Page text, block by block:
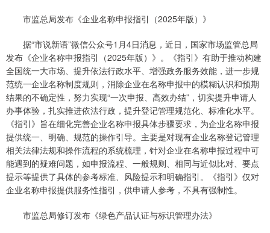
市监总局发布《企业名称申报指引（2025年版）》
据“市说新语”微信公众号1月4日消息，近日，国家市场监管总局
发布《企业名称申报指引（2025年版）》。《指引》有助于推动构建
全国统一大市场、提升依法行政水平、增强政务服务效能，进一步规
范统一企业名称制度规则，消除企业在名称申报中的模糊认识和预期
结果的不确定性，努力实现“一次申报、高效办结”，切实提升申请人
办事体验，扎实推进依法行政，提升登记管理规范化、标准化水平。
《指引》旨在细化完善企业名称申报具体步骤要求，为企业名称申报
提供统一、明确、规范的操作引导。主要是对现有企业名称登记管理
相关法律法规和操作流程的系统梳理，针对企业在名称申报过程中可
能遇到的疑难问题，如申报流程、一般规则、相同与近似比对、要点
提示等提供了具体的参考标准、风险提示和明确指引。《指引》仅对
企业名称申报提供服务性指引，供申请人参考，不具有强制性。
市监总局修订发布《绿色产品认证与标识管理办法》